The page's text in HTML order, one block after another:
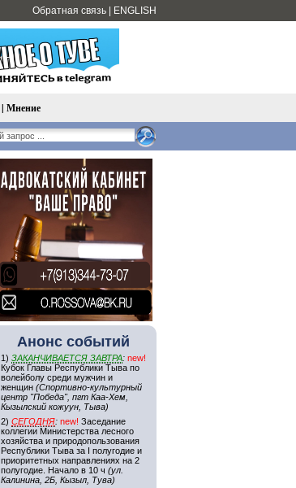
Обратная связь ENGLISH
| Мнение
Анонс событий
1) ЗАКАНЧИВАЕТСЯ ЗАВТРА: new!
Кубок Главы Республики Тыва по
волейболу среди мужчин и
женщин (Спортивно-культурный
центр "Победа", пгт Каа-Хем,
Кызылский кожуун, Тыва)
2) СЕГОДНЯ: new! Заседание
коллегии Министерства лесного
хозяйства и природопользования
Республики Тыва за I полугодие и
приоритетных направлениях на 2
полугодие. Начало в 10 ч (ул.
Калинина, 2Б, Кызыл, Тува)